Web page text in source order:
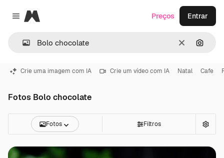
Close menu
Magnific
Limpar
Preços Entrar
Crie uma imagem com IA Crie um vídeo com IA Natal Cafe
Fotos Bolo chocolate
Fotos Filtros